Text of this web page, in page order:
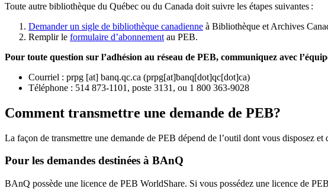
Toute autre bibliothèque du Québec ou du Canada doit suivre les étapes suivantes :
Demander un sigle de bibliothèque canadienne à Bibliothèque et Archives
Remplir le formulaire d’abonnement au PEB.
Pour toute question sur l’adhésion au réseau de PEB, communiquez avec
Courriel : prpg [at] banq.qc.ca (prpg[at]banq[dot]qc[dot]ca)
Téléphone : 514 873-1101, poste 3131, ou 1 800 363-9028
Comment transmettre une demande de PEB?
La façon de transmettre une demande de PEB dépend de l’outil dont vous disposez
Pour les demandes destinées à BAnQ
BAnQ possède une licence de PEB WorldShare. Si vous possédez une licence de